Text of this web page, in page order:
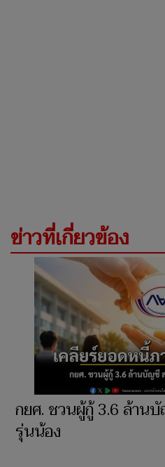
ข่าวที่เกี่ยวข้อง
กยศ. ชวนผู้กู้ 3.6 ล้าน
รุ่นน้อง